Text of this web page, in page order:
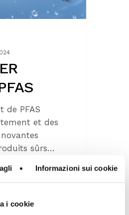
Informazioni sui cookie
i cookie
de PFAS
et des
sûrs…